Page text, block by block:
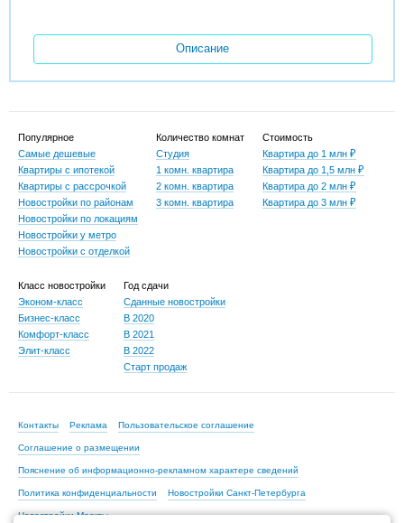
Описание
Популярное
Самые дешевые
Квартиры с ипотекой
Квартиры с рассрочкой
Новостройки по районам
Новостройки по локациям
Новостройки у метро
Новостройки с отделкой
Количество комнат
Студия
1 комн. квартира
2 комн. квартира
3 комн. квартира
Стоимость
Квартира до 1 млн ₽
Квартира до 1,5 млн ₽
Квартира до 2 млн ₽
Квартира до 3 млн ₽
Класс новостройки
Эконом-класс
Бизнес-класс
Комфорт-класс
Элит-класс
Год сдачи
Сданные новостройки
В 2020
В 2021
В 2022
Старт продаж
Контакты Реклама Пользовательское соглашение
Соглашение о размещении
Пояснение об информационно-рекламном характере сведений
Политика конфиденциальности Новостройки Санкт-Петербурга
Новостройки Москвы